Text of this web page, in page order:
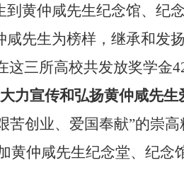
黄仲咸先生纪念馆、纪
先生为榜样，继承和发
这三所高校共发放奖学金
大力宣传和弘扬黄仲咸先
苦创业、爱国奉献”的崇
黄仲咸先生纪念堂、纪